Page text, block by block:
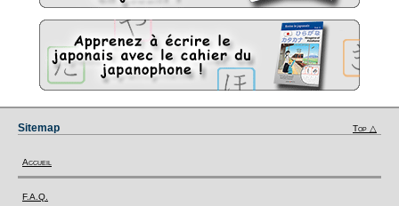
Sitemap Top △
Accueil
F.A.Q.